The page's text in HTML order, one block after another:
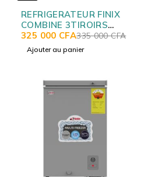
REFRIGERATEUR FINIX
COMBINE 3TIROIRS
468LITRES + DIST D'EAU
GRIS GT/SN 383W
335 000CFA
325 000 CFA
Ajouter au panier